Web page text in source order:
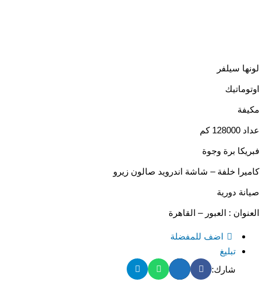
لونها سيلفر
اوتوماتيك
مكيفة
عداد 128000 كم
فبريكا برة وجوة
كاميرا خلفة – شاشة اندرويد صالون زيرو
صيانة دورية
العنوان : العبور – القاهرة
اضف للمفضلة
تبليغ
شارك: